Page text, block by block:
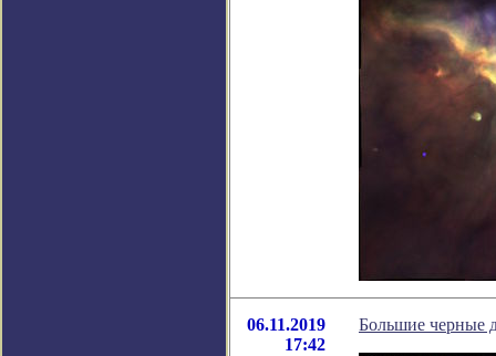
06.11.2019
17:42
Большие черные